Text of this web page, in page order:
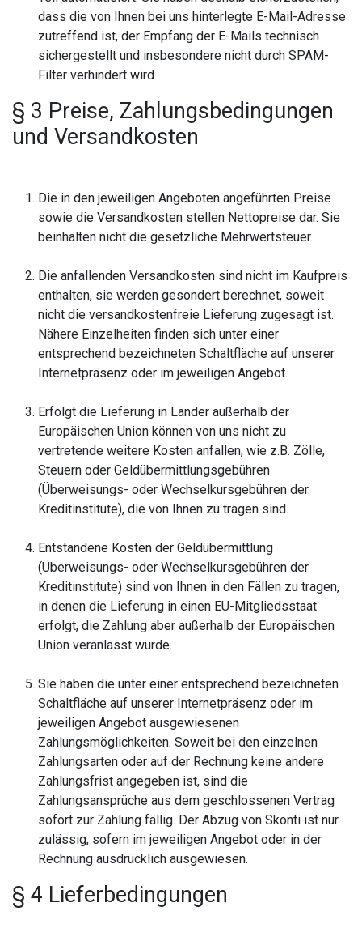
dass die von Ihnen bei uns hinterlegte E-Mail-Adresse
zutreffend ist, der Empfang der E-Mails technisch
sichergestellt und insbesondere nicht durch SPAM-
Filter verhindert wird.
§ 3 Preise, Zahlungsbedingungen
und Versandkosten
Die in den jeweiligen Angeboten angeführten Preise
sowie die Versandkosten stellen Nettopreise dar. Sie
beinhalten nicht die gesetzliche Mehrwertsteuer.
Die anfallenden Versandkosten sind nicht im Kaufpreis
enthalten, sie werden gesondert berechnet, soweit
nicht die versandkostenfreie Lieferung zugesagt ist.
Nähere Einzelheiten finden sich unter einer
entsprechend bezeichneten Schaltfläche auf unserer
Internetpräsenz oder im jeweiligen Angebot.
Erfolgt die Lieferung in Länder außerhalb der
Europäischen Union können von uns nicht zu
vertretende weitere Kosten anfallen, wie z.B. Zölle,
Steuern oder Geldübermittlungsgebühren
(Überweisungs- oder Wechselkursgebühren der
Kreditinstitute), die von Ihnen zu tragen sind.
Entstandene Kosten der Geldübermittlung
(Überweisungs- oder Wechselkursgebühren der
Kreditinstitute) sind von Ihnen in den Fällen zu tragen,
in denen die Lieferung in einen EU-Mitgliedsstaat
erfolgt, die Zahlung aber außerhalb der Europäischen
Union veranlasst wurde.
Sie haben die unter einer entsprechend bezeichneten
Schaltfläche auf unserer Internetpräsenz oder im
jeweiligen Angebot ausgewiesenen
Zahlungsmöglichkeiten. Soweit bei den einzelnen
Zahlungsarten oder auf der Rechnung keine andere
Zahlungsfrist angegeben ist, sind die
Zahlungsansprüche aus dem geschlossenen Vertrag
sofort zur Zahlung fällig. Der Abzug von Skonti ist nur
zulässig, sofern im jeweiligen Angebot oder in der
Rechnung ausdrücklich ausgewiesen.
§ 4 Lieferbedingungen